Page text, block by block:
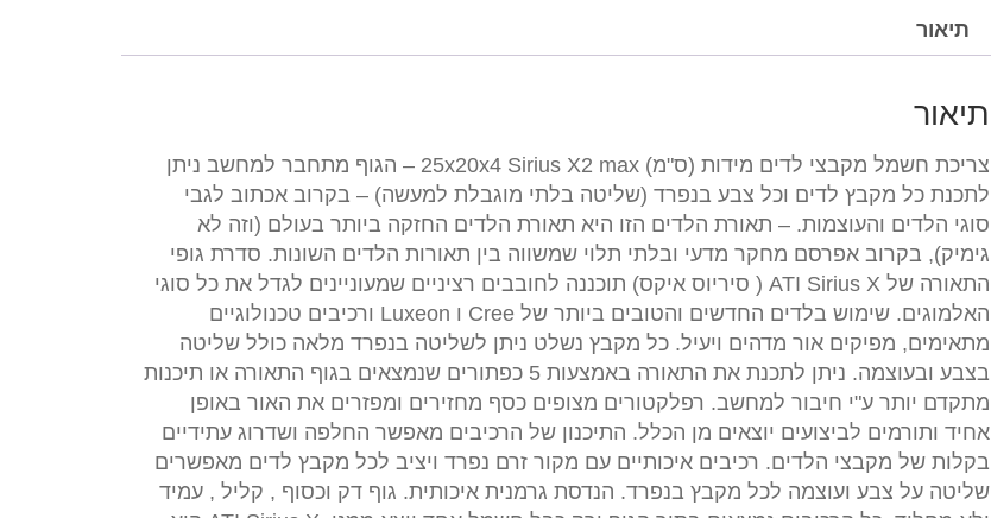
Sirius
תיאור
תיאור
צריכת חשמל מקבצי לדים מידות (ס"מ) 25x20x4 Sirius X2 max – הגוף מתחבר למחשב ניתן
לתכנת כל מקבץ לדים וכל צבע בנפרד (שליטה בלתי מוגבלת למעשה) – בקרוב אכתוב לגבי
סוגי הלדים והעוצמות. – תאורת הלדים הזו היא תאורת הלדים החזקה ביותר בעולם (וזה לא
גימיק), בקרוב אפרסם מחקר מדעי ובלתי תלוי שמשווה בין תאורות הלדים השונות. סדרת גופי
התאורה של ATI Sirius X ( סיריוס איקס) תוכננה לחובבים רציניים שמעוניינים לגדל את כל סוגי
האלמוגים. שימוש בלדים החדשים והטובים ביותר של Cree ו Luxeon ורכיבים טכנולוגיים
מתאימים, מפיקים אור מדהים ויעיל. כל מקבץ נשלט ניתן לשליטה בנפרד מלאה כולל שליטה
בצבע ובעוצמה. ניתן לתכנת את התאורה באמצעות 5 כפתורים שנמצאים בגוף התאורה או תיכנות
מתקדם יותר ע"י חיבור למחשב. רפלקטורים מצופים כסף מחזירים ומפזרים את האור באופן
אחיד ותורמים לביצועים יוצאים מן הכלל. התיכנון של הרכיבים מאפשר החלפה ושדרוג עתידיים
בקלות של מקבצי הלדים. רכיבים איכותיים עם מקור זרם נפרד ויציב לכל מקבץ לדים מאפשרים
שליטה על צבע ועוצמה לכל מקבץ בנפרד. הנדסת גרמנית איכותית. גוף דק וכסוף , קליל , עמיד